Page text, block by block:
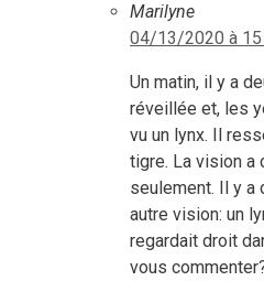
Marilyne
04/13/2020 à 15
Un matin, il y a
réveillée et, les
vu un lynx. Il
tigre. La vision a
seulement. Il y a
autre vision: un
regardait droit
vous